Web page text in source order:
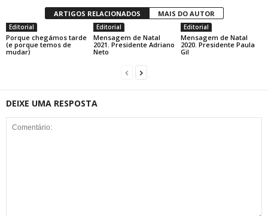
ARTIGOS RELACIONADOS MAIS DO AUTOR
Editorial
Porque chegámos tarde
(e porque temos de
mudar)
Editorial
Mensagem de Natal
2021. Presidente Adriano
Neto
Editorial
Mensagem de Natal
2020. Presidente Paula
Gil
DEIXE UMA RESPOSTA